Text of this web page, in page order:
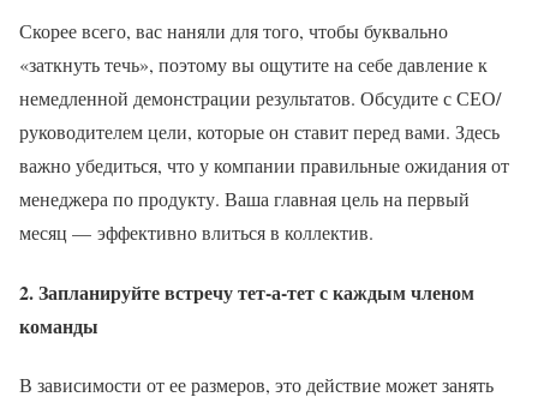
Скорее всего, вас наняли для того, чтобы буквально
«заткнуть течь», поэтому вы ощутите на себе давление к
немедленной демонстрации результатов. Обсудите с СЕО/
руководителем цели, которые он ставит перед вами. Здесь
важно убедиться, что у компании правильные ожидания от
менеджера по продукту. Ваша главная цель на первый
месяц — эффективно влиться в коллектив.
2. Запланируйте встречу тет-а-тет с каждым членом
команды
В зависимости от ее размеров, это действие может занять